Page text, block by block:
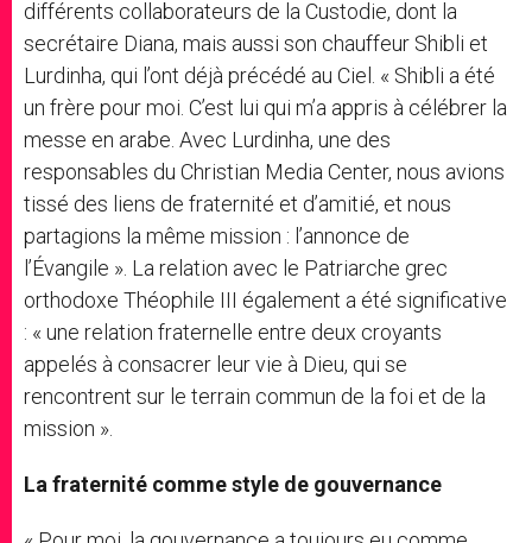
différents collaborateurs de la Custodie, dont la
secrétaire Diana, mais aussi son chauffeur Shibli et
Lurdinha, qui l’ont déjà précédé au Ciel. « Shibli a été
un frère pour moi. C’est lui qui m’a appris à célébrer la
messe en arabe. Avec Lurdinha, une des
responsables du Christian Media Center, nous avions
tissé des liens de fraternité et d’amitié, et nous
partagions la même mission : l’annonce de
l’Évangile ». La relation avec le Patriarche grec
orthodoxe Théophile III également a été significative
: « une relation fraternelle entre deux croyants
appelés à consacrer leur vie à Dieu, qui se
rencontrent sur le terrain commun de la foi et de la
mission ».
La fraternité comme style de gouvernance